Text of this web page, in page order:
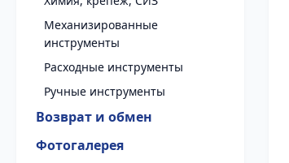
Механизированные
инструменты
Расходные инструменты
Ручные инструменты
Возврат и обмен
Фотогалерея